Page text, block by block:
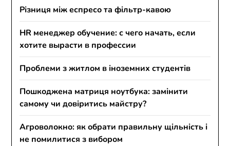
Різниця між еспресо та фільтр-кавою
HR менеджер обучение: с чего начать, если
хотите вырасти в профессии
Проблеми з житлом в іноземних студентів
Пошкоджена матриця ноутбука: замінити
самому чи довіритись майстру?
Агроволокно: як обрати правильну щільність і
не помилитися з вибором